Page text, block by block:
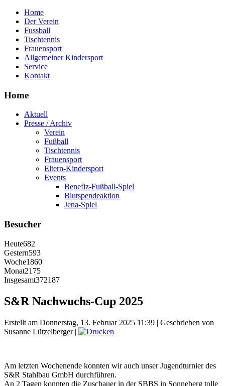
Home
Der Verein
Fussball
Tischtennis
Frauensport
Allgemeiner Kindersport
Service
Kontakt
Home
Aktuell
Presse / Archiv
Verein
Fußball
Tischtennis
Frauensport
Eltern-Kindersport
Events
Benefiz-Fußball-Spiel
Blutspendeaktion
Jena-Spiel
Besucher
Heute682
Gestern593
Woche1860
Monat2175
Insgesamt372187
S&R Nachwuchs-Cup 2025
Erstellt am Donnerstag, 13. Februar 2025 11:39 | Geschrieben von
Susanne Lützelberger|
Am letzten Wochenende konnten wir auch unser Jugendturnier des
S&R Stahlbau GmbH durchführen.
An 2 Tagen konnten die Zuschauer in der SBBS in Sonneberg tolle